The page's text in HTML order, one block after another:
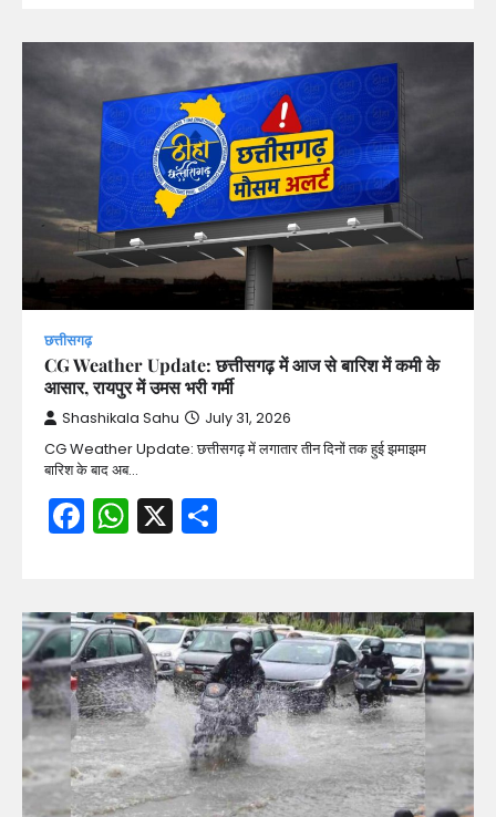
छत्तीसगढ़
CG Weather Update: छत्तीसगढ़ में आज से बारिश में कमी के
आसार, रायपुर में उमस भरी गर्मी
Shashikala Sahu July 31, 2026
CG Weather Update: छत्तीसगढ़ में लगातार तीन दिनों तक हुई झमाझम
बारिश के बाद अब…
Facebook
WhatsApp
X